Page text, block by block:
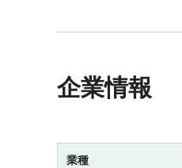
企業情報
業種